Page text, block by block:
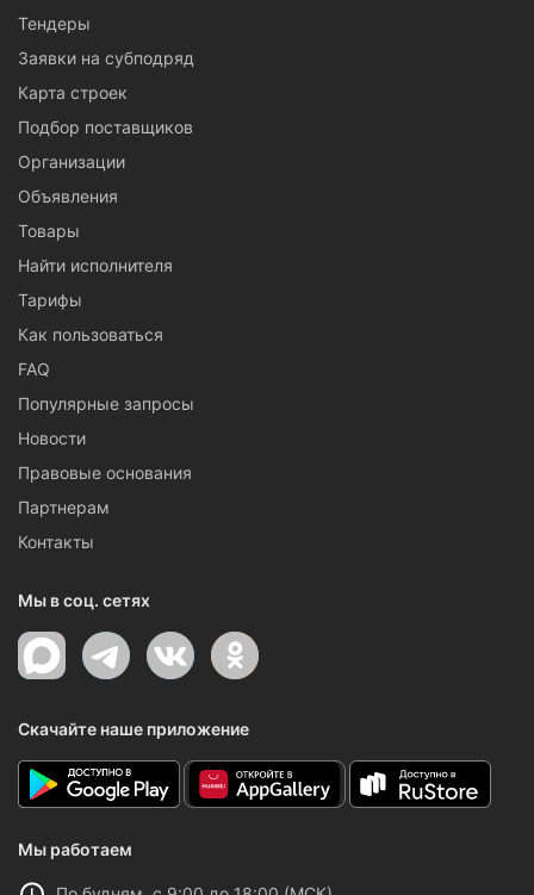
Тендеры
Заявки на субподряд
Карта строек
Подбор поставщиков
Организации
Объявления
Товары
Найти исполнителя
Тарифы
Как пользоваться
FAQ
Популярные запросы
Новости
Правовые основания
Партнерам
Контакты
Мы в соц. сетях
Скачайте наше приложение
Мы работаем